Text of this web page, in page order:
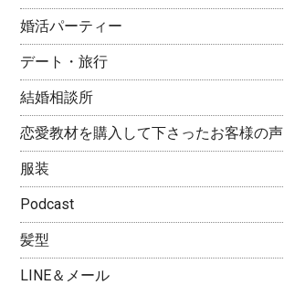
婚活パーティー
デート・旅行
結婚相談所
恋愛教材を購入して下さったお客様の声
服装
Podcast
髪型
LINE＆メール